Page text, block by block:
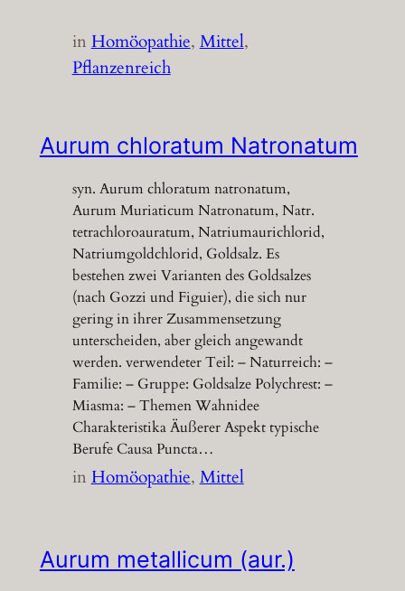
inHomöopathie, Mittel
Pflanzenreich
Aurum chloratum Natronatum
syn. Aurum chloratum natronatum,
Aurum Muriaticum Natronatum, Natr.
tetrachloroauratum, Natriumaurichlorid,
Natriumgoldchlorid, Goldsalz. Es
bestehen zwei Varianten des Goldsalzes
(nach Gozzi und Figuier), die sich nur
gering in ihrer Zusammensetzung
unterscheiden, aber gleich angewandt
werden. verwendeter Teil: – Naturreich: –
Familie: – Gruppe: Goldsalze Polychrest: –
Miasma: – Themen Wahnidee
Charakteristika Äußerer Aspekt typische
Berufe Causa Puncta…
inHomöopathie, Mittel
Aurum metallicum (aur.)